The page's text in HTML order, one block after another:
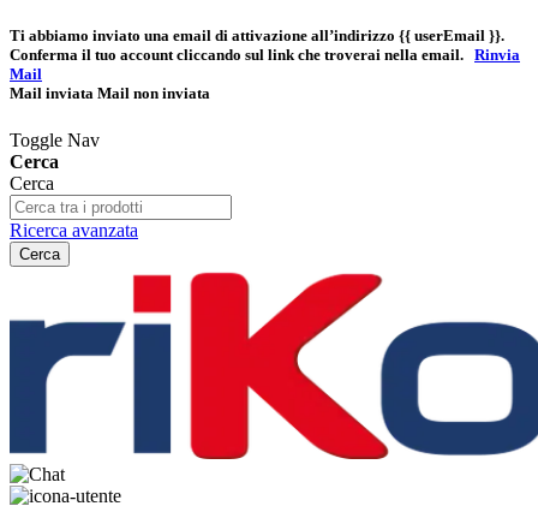
Ti abbiamo inviato una email di attivazione all’indirizzo {{ userEmail }}.
Conferma il tuo account cliccando sul link che troverai nella email. Rinvia
Mail
Mail inviata Mail non inviata
Toggle Nav
Cerca
Cerca
Ricerca avanzata
Cerca